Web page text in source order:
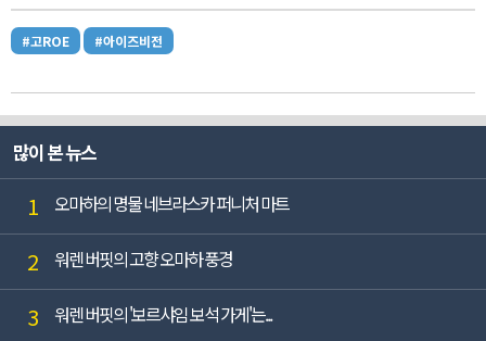
#고ROE #아이즈비전
많이 본 뉴스
1 오마하의 명물 네브라스카 퍼니처 마트
2 워렌 버핏의 고향 오마하 풍경
3 워렌 버핏의 '보르샤임 보석 가게'는...